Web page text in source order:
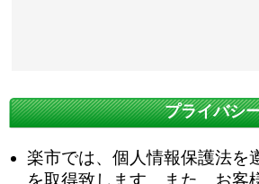
プライバシ
楽市では、個人情報保護法を